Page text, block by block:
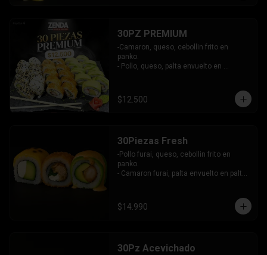
30PZ PREMIUM
-Camaron, queso, cebollin frito en
panko.
- Pollo, queso, palta envuelto en
palta.
INCLUYE: 3 SALSAS - 2 PALITOS
$12.500
30Piezas Fresh
-Pollo furai, queso, cebollin frito en
panko.
- Camaron furai, palta envuelto en palta
queso y mango, bañado en salsa de
maracuya.
$14.990
30Pz Acevichado